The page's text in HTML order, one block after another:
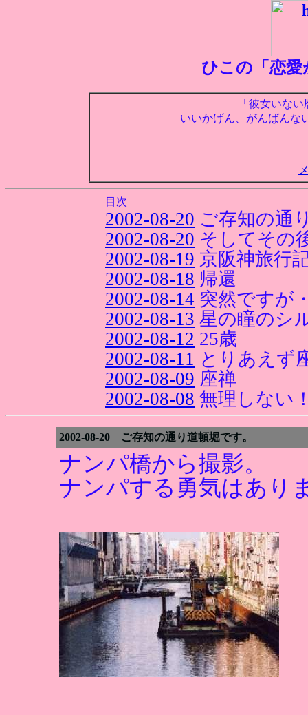
ひこの「恋
「彼女いな
いいかげん、がんばんな
目次
2002-08-20 ご存知の通
2002-08-20 そしてその
2002-08-19 京阪神旅行
2002-08-18 帰還
2002-08-14 突然ですが
2002-08-13 星の瞳のシ
2002-08-12 25歳
2002-08-11 とりあえず
2002-08-09 座禅
2002-08-08 無理しない
2002-08-20 ご存知の通り道頓堀です。
ナンパ橋から撮影。
ナンパする勇気はあり